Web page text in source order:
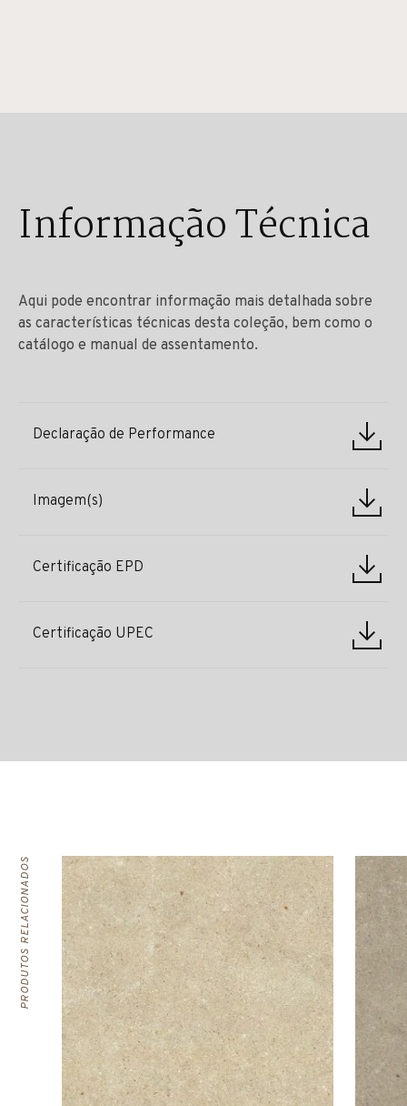
Informação Técnica
Aqui pode encontrar informação mais detalhada sobre
as características técnicas desta coleção, bem como o
catálogo e manual de assentamento.
Declaração de Performance
Imagem(s)
Certificação EPD
Certificação UPEC
PRODUTOS RELACIONADOS